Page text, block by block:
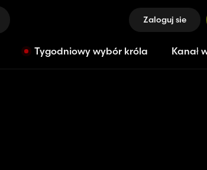
Zaloguj sie
Tygodniowy wybór króla Kanał